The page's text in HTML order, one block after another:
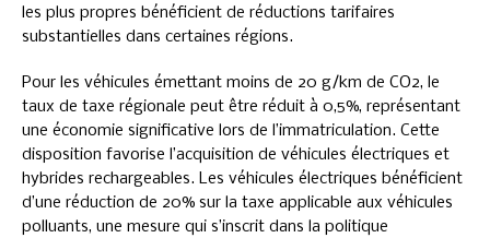
les plus propres bénéficient de réductions tarifaires
substantielles dans certaines régions.
Pour les véhicules émettant moins de 20 g/km de CO2, le
taux de taxe régionale peut être réduit à 0,5%, représentant
une économie significative lors de l’immatriculation. Cette
disposition favorise l’acquisition de véhicules électriques et
hybrides rechargeables. Les véhicules électriques bénéficient
d’une réduction de 20% sur la taxe applicable aux véhicules
polluants, une mesure qui s’inscrit dans la politique